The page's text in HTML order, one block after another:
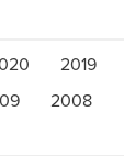
2019
2008